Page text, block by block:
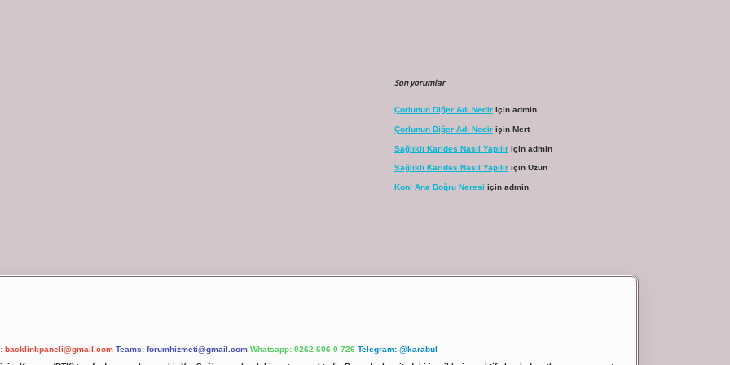
Son yorumlar
Çorlunun Diğer Adı Nediriçin admin
Çorlunun Diğer Adı Nediriçin Mert
Sağlıklı Karides Nasıl Yapılıriçin admin
Sağlıklı Karides Nasıl Yapılıriçin Uzun
Koni Ana Doğru Neresi için admin
backlinkpaneli@gmail.com Teams: forumhizmeti@gmail.com Whatsapp: 0262 606 0 726 Telegram: @karabul